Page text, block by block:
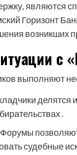
являются
Горизонт
возникших
с
выполняют
делятся
судебные